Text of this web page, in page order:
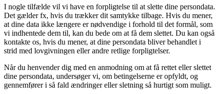
I nogle tilfælde vil vi have en forpligtelse til at slette dine persondata.
Det gælder fx, hvis du trækker dit samtykke tilbage. Hvis du mener,
at dine data ikke længere er nødvendige i forhold til det formål, som
vi indhentede dem til, kan du bede om at få dem slettet. Du kan også
kontakte os, hvis du mener, at dine persondata bliver behandlet i
strid med lovgivningen eller andre retlige forpligtelser.
Når du henvender dig med en anmodning om at få rettet eller slettet
dine persondata, undersøger vi, om betingelserne er opfyldt, og
gennemfører i så fald ændringer eller sletning så hurtigt som muligt.